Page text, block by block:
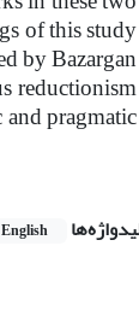
of this study
by Bazargan
reductionism
pragmatic
English